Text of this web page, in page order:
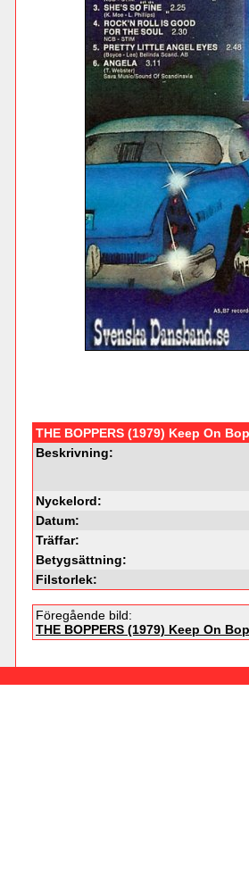
THE BOPPERS (1979) Keep On
Beskrivning:
Nyckelord:
Datum:
Träffar:
Betygsättning:
Filstorlek:
Föregående bild:
THE BOPPERS (1979) Keep On